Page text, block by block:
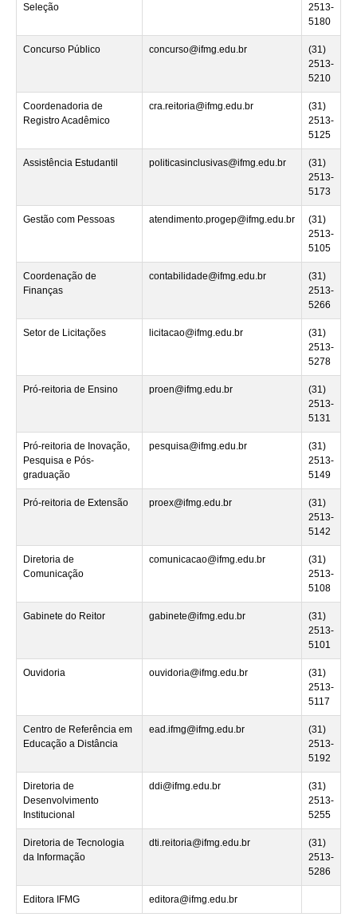
Seleção
2513-
5180
Concurso Público concurso@ifmg.edu.br
(31)
2513-
5210
Coordenadoria de
Registro Acadêmico
cra.reitoria@ifmg.edu.br
(31)
2513-
5125
Assistência Estudantil politicasinclusivas@ifmg.edu.br
(31)
2513-
5173
Gestão com Pessoas atendimento.progep@ifmg.edu.br
(31)
2513-
5105
Coordenação de
Finanças
contabilidade@ifmg.edu.br
(31)
2513-
5266
Setor de Licitações licitacao@ifmg.edu.br
(31)
2513-
5278
Pró-reitoria de Ensino proen@ifmg.edu.br
(31)
2513-
5131
Pró-reitoria de Inovação,
Pesquisa e Pós-
graduação
pesquisa@ifmg.edu.br
(31)
2513-
5149
Pró-reitoria de Extensão proex@ifmg.edu.br
(31)
2513-
5142
Diretoria de
Comunicação
comunicacao@ifmg.edu.br
(31)
2513-
5108
Gabinete do Reitor gabinete@ifmg.edu.br
(31)
2513-
5101
Ouvidoria ouvidoria@ifmg.edu.br
(31)
2513-
5117
Centro de Referência em
Educação a Distância
ead.ifmg@ifmg.edu.br
(31)
2513-
5192
Diretoria de
Desenvolvimento
Institucional
ddi@ifmg.edu.br
(31)
2513-
5255
Diretoria de Tecnologia
da Informação
dti.reitoria@ifmg.edu.br
(31)
2513-
5286
Editora IFMG editora@ifmg.edu.br